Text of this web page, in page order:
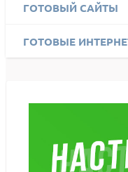
ГОТОВЫЙ САЙТЫ
ГОТОВЫЕ